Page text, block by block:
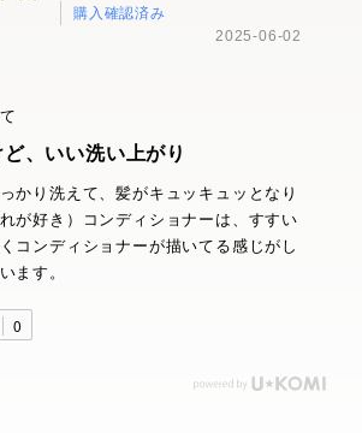
購入確認済み
2025-06-02
、いい洗い上がり
かり洗えて、髪がキュッキュッとなり
が好き）コンディショナーは、すすい
コンディショナーが描いてる感じがし
ます。
0